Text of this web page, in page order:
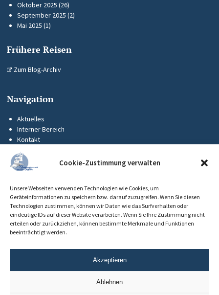
Cookie-Zustimmung verwalten
Unsere Webseiten verwenden Technologien wie Cookies, um
Geräteinformationen zu speichern bzw. darauf zuzugreifen. Wenn Sie diesen
Technologien zustimmen, können wir Daten wie das Surfverhalten oder
eindeutige IDs auf dieser Website verarbeiten. Wenn Sie Ihre Zustimmung nicht
erteilen oder zurückziehen, können bestimmte Merkmale und Funktionen
beeinträchtigt werden.
Akzeptieren
Ablehnen
Oktober 2025 (26)
September 2025 (2)
Mai 2025 (1)
Frühere Reisen
Zum Blog-Archiv
Navigation
Aktuelles
Interner Bereich
Kontakt
Impressum
Datenschutz
Cookie-Richtlinie (EU)